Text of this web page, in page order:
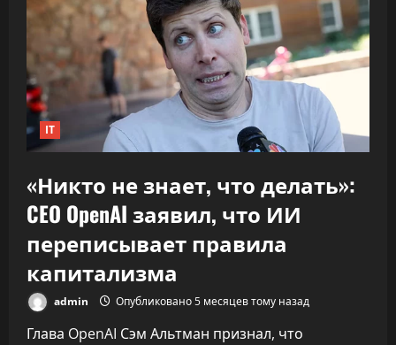
резидентов
в
экономику
«подошёл
30%»
IT
«Никто не знает, что делать»:
CEO OpenAI заявил, что ИИ
переписывает правила
капитализма
admin Опубликовано 5 месяцев тому назад
Глава OpenAI Сэм Альтман признал, что